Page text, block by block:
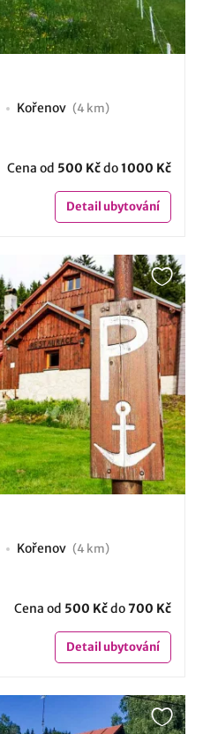
Kořenov (4 km)
Cena od 500 Kčdo1000 Kč
Detailubytování
Kořenov (4 km)
Cena od 500 Kčdo700 Kč
Detailubytování